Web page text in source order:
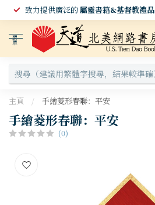
致力提供廣泛的屬靈書籍&基督教禮品
選
單
主頁 / 手繪菱形春聯：平安
手繪菱形春聯：平安
(0)